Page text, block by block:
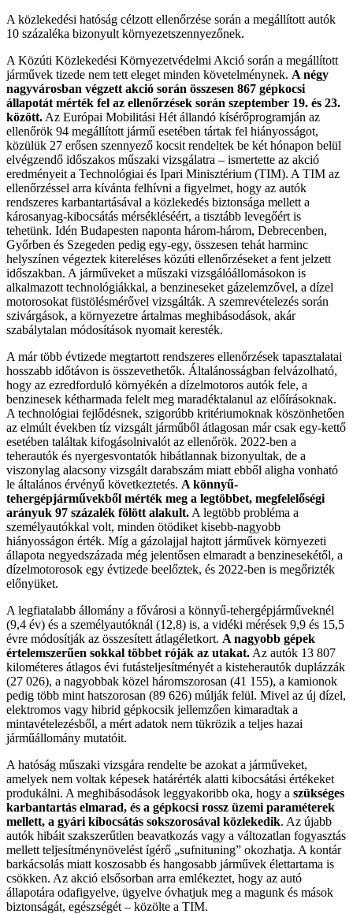
A közlekedési hatóság célzott ellenőrzése során a megállított autók
10 százaléka bizonyult környezetszennyezőnek.
A Közúti Közlekedési Környezetvédelmi Akció során a megállított
járművek tizede nem tett eleget minden követelménynek. A négy
nagyvárosban végzett akció során összesen 867 gépkocsi
állapotát mérték fel az ellenőrzések során szeptember 19. és 23.
között. Az Európai Mobilitási Hét állandó kísérőprogramján az
ellenőrök 94 megállított jármű esetében tártak fel hiányosságot,
közülük 27 erősen szennyező kocsit rendeltek be két hónapon belül
elvégzendő időszakos műszaki vizsgálatra – ismertette az akció
eredményeit a Technológiai és Ipari Minisztérium (TIM). A TIM az
ellenőrzéssel arra kívánta felhívni a figyelmet, hogy az autók
rendszeres karbantartásával a közlekedés biztonsága mellett a
károsanyag-kibocsátás mérsékléséért, a tisztább levegőért is
tehetünk. Idén Budapesten naponta három-három, Debrecenben,
Győrben és Szegeden pedig egy-egy, összesen tehát harminc
helyszínen végeztek kitereléses közúti ellenőrzéseket a fent jelzett
időszakban. A járműveket a műszaki vizsgálóállomásokon is
alkalmazott technológiákkal, a benzineseket gázelemzővel, a dízel
motorosokat füstölésmérővel vizsgálták. A szemrevételezés során
szivárgások, a környezetre ártalmas meghibásodások, akár
szabálytalan módosítások nyomait keresték.
A már több évtizede megtartott rendszeres ellenőrzések tapasztalatai
hosszabb időtávon is összevethetők. Általánosságban felvázolható,
hogy az ezredforduló környékén a dízelmotoros autók fele, a
benzinesek kétharmada felelt meg maradéktalanul az előírásoknak.
A technológiai fejlődésnek, szigorúbb kritériumoknak köszönhetően
az elmúlt években tíz vizsgált járműből átlagosan már csak egy-kettő
esetében találtak kifogásolnivalót az ellenőrök. 2022-ben a
teherautók és nyergesvontatók hibátlannak bizonyultak, de a
viszonylag alacsony vizsgált darabszám miatt ebből aligha vonható
le általános érvényű következtetés. A könnyű-
tehergépjárművekből mérték meg a legtöbbet, megfelelőségi
arányuk 97 százalék fölött alakult. A legtöbb probléma a
személyautókkal volt, minden ötödiket kisebb-nagyobb
hiányosságon érték. Míg a gázolajjal hajtott járművek környezeti
állapota negyedszázada még jelentősen elmaradt a benzinesekétől, a
dízelmotorosok egy évtizede beelőztek, és 2022-ben is megőrizték
előnyüket.
A legfiatalabb állomány a fővárosi a könnyű-tehergépjárműveknél
(9,4 év) és a személyautóknál (12,8) is, a vidéki mérések 9,9 és 15,5
évre módosítják az összesített átlagéletkort. A nagyobb gépek
értelemszerűen sokkal többet róják az utakat. Az autók 13 807
kilométeres átlagos évi futásteljesítményét a kisteherautók duplázzák
(27 026), a nagyobbak közel háromszorosan (41 155), a kamionok
pedig több mint hatszorosan (89 626) múlják felül. Mivel az új dízel,
elektromos vagy hibrid gépkocsik jellemzően kimaradtak a
mintavételezésből, a mért adatok nem tükrözik a teljes hazai
járműállomány mutatóit.
A hatóság műszaki vizsgára rendelte be azokat a járműveket,
amelyek nem voltak képesek határérték alatti kibocsátási értékeket
produkálni. A meghibásodások leggyakoribb oka, hogy a szükséges
karbantartás elmarad, és a gépkocsi rossz üzemi paraméterek
mellett, a gyári kibocsátás sokszorosával közlekedik. Az újabb
autók hibáit szakszerűtlen beavatkozás vagy a változatlan fogyasztás
mellett teljesítménynövelést ígérő „sufnituning” okozhatja. A kontár
barkácsolás miatt koszosabb és hangosabb járművek élettartama is
csökken. Az akció elsősorban arra emlékeztet, hogy az autó
állapotára odafigyelve, ügyelve óvhatjuk meg a magunk és mások
biztonságát, egészségét – közölte a TIM.